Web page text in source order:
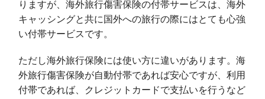
りますが、海外旅行傷害保険の付帯サービスは、海外
キャッシングと共に国外への旅行の際にはとても心強
い付帯サービスです。
ただし海外旅行保険には使い方に違いがあります。海
外旅行傷害保険が自動付帯であれば安心ですが、利用
付帯であれば、クレジットカードで支払いを行うなど